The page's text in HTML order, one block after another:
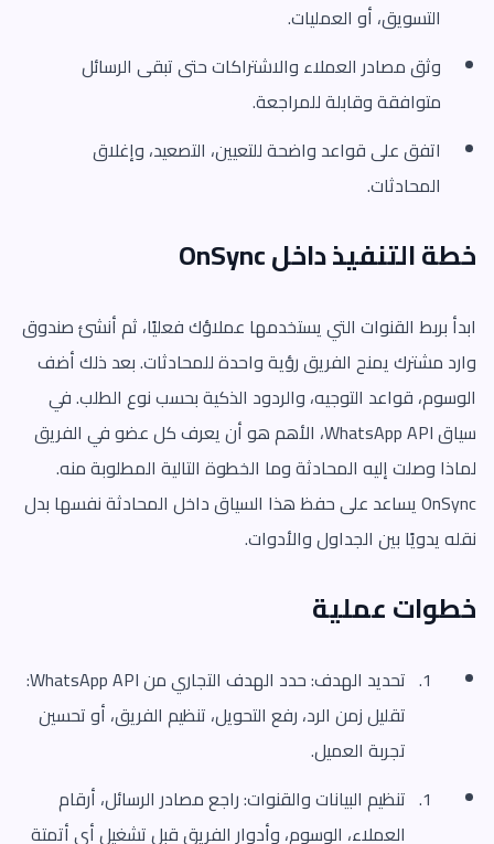
التسويق، أو العمليات.
وثق مصادر العملاء والاشتراكات حتى تبقى الرسائل
متوافقة وقابلة للمراجعة.
اتفق على قواعد واضحة للتعيين، التصعيد، وإغلاق
المحادثات.
خطة التنفيذ داخل OnSync
ابدأ بربط القنوات التي يستخدمها عملاؤك فعليًا، ثم أنشئ صندوق
وارد مشترك يمنح الفريق رؤية واحدة للمحادثات. بعد ذلك أضف
الوسوم، قواعد التوجيه، والردود الذكية بحسب نوع الطلب. في
سياق WhatsApp API، الأهم هو أن يعرف كل عضو في الفريق
لماذا وصلت إليه المحادثة وما الخطوة التالية المطلوبة منه.
OnSync يساعد على حفظ هذا السياق داخل المحادثة نفسها بدل
نقله يدويًا بين الجداول والأدوات.
خطوات عملية
تحديد الهدف: حدد الهدف التجاري من WhatsApp API:
تقليل زمن الرد، رفع التحويل، تنظيم الفريق، أو تحسين
تجربة العميل.
تنظيم البيانات والقنوات: راجع مصادر الرسائل، أرقام
العملاء، الوسوم، وأدوار الفريق قبل تشغيل أي أتمتة